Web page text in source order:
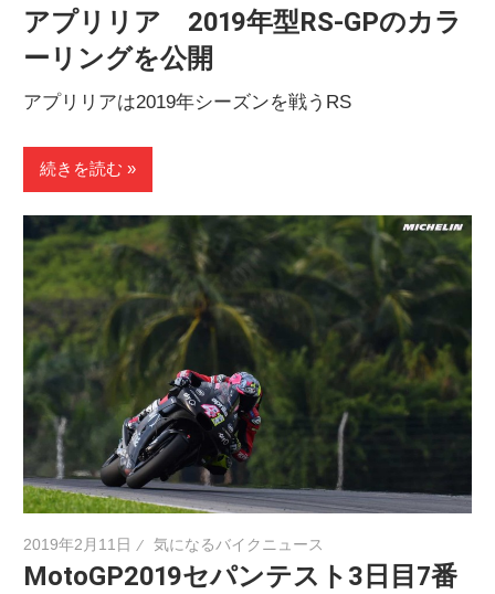
アプリリア 2019年型RS-GPのカラ
ーリングを公開
アプリリアは2019年シーズンを戦うRS
続きを読む
2019年2月11日 気になるバイクニュース
MotoGP2019セパンテスト3日目7番